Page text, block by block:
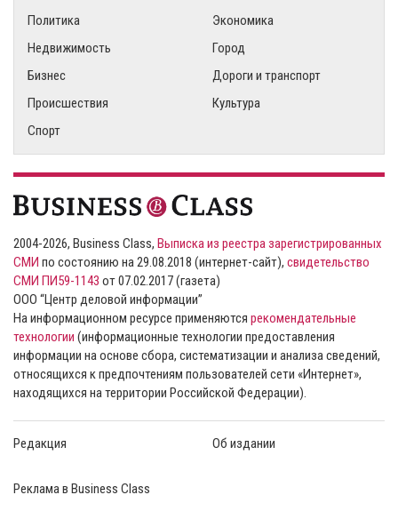
Политика
Экономика
Недвижимость
Город
Бизнес
Дороги и транспорт
Происшествия
Культура
Спорт
2004-2026, Business Class, Выписка из реестра зарегистрированных
СМИ по состоянию на 29.08.2018 (интернет-сайт), свидетельство
СМИ ПИ59-1143 от 07.02.2017 (газета)
ООО “Центр деловой информации”
На информационном ресурсе применяются рекомендательные
технологии (информационные технологии предоставления
информации на основе сбора, систематизации и анализа сведений,
относящихся к предпочтениям пользователей сети «Интернет»,
находящихся на территории Российской Федерации).
Редакция Об издании
Реклама в Business Class